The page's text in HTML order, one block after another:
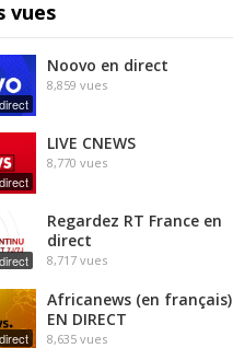
vues
Noovo en direct
8,859 vues
LIVE CNEWS
8,770 vues
Regardez RT France en
direct
8,717 vues
Africanews (en français)
EN DIRECT
8,635 vues